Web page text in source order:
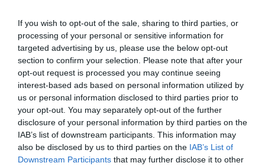
If you wish to opt-out of the sale, sharing to third parties, or
processing of your personal or sensitive information for
targeted advertising by us, please use the below opt-out
section to confirm your selection. Please note that after your
opt-out request is processed you may continue seeing
interest-based ads based on personal information utilized by
us or personal information disclosed to third parties prior to
your opt-out. You may separately opt-out of the further
disclosure of your personal information by third parties on the
IAB’s list of downstream participants. This information may
also be disclosed by us to third parties on the IAB’s List of
Downstream Participants that may further disclose it to other
Κάθε βδομάδα στο e-mail σας τα τελευταία νέα για
την Τέχνη και τον Πολιτισμό!
Ακολουθήστε το Culturenow.gr